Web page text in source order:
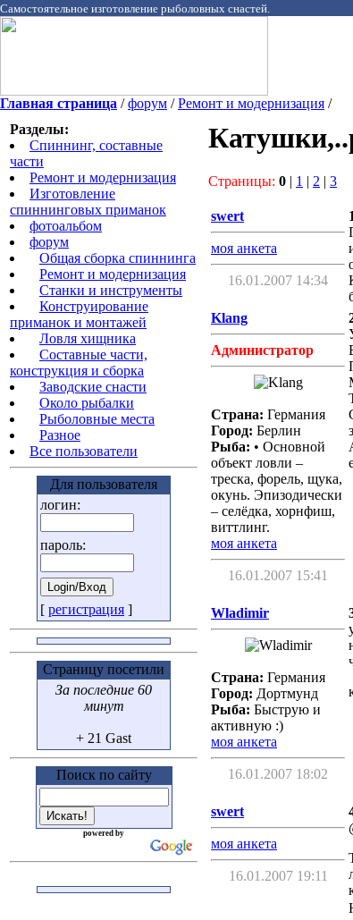
Самостоятельное изготовление рыболовных снастей.
Главная страница /форум /Ремонт и модернизация /
Разделы:
Спиннинг, составные
части
Ремонт и модернизация
Изготовление
спиннинговых приманок
фотоальбом
форум
Общая сборка спиннинга
Ремонт и модернизация
Станки и инструменты
Конструирование
приманок и монтажей
Ловля хищника
Cоставные части,
конструкция и сборка
Заводские снасти
Около рыбалки
Рыболовные места
Разное
Все пользователи
Для пользователя
логин:
пароль:
[ регистрация ]
Страницу посетили
За последние 60
минут
+ 21 Gast
Поиск по сайту
powered by
Страницы: 0 | 1 | 2 | 3
swert
моя анкета
16.01.2007 14:34
Klang
Администратор
Страна: Германия
Город: Берлин
Рыба: • Основной
объект ловли –
треска, форель, щука,
окунь. Эпизодически
– селёдка, хорнфиш,
виттлинг.
моя анкета
16.01.2007 15:41
Wladimir
Страна: Германия
Город: Дортмунд
Рыба: Быструю и
активную :)
моя анкета
16.01.2007 18:02
swert
моя анкета
16.01.2007 19:11